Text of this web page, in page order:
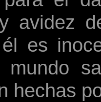
avidez
es
hechas